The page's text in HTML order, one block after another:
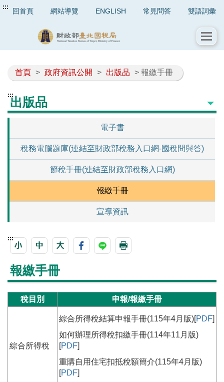
::: 回首頁 網站導覽 ENGLISH 常見問答 雙語詞彙
首頁 > 政府資訊公開 > 出版品 > 報繳手冊
:::出版品
電子書
稅務電腦題庫(連結至財政部稅務入口網-國稅問與答)
節稅手冊(連結至財政部稅務入口網)
報繳手冊
宣導資訊
:::
報繳手冊
稅目別 申報/報繳手冊
綜合所得稅
綜合所得稅結算申報手冊(115年4月版)[PDF]
如何辦理所得稅扣繳手冊(114年11月版)
[PDF]
重購自用住宅扣抵稅額簡介(115年4月版)
[PDF]